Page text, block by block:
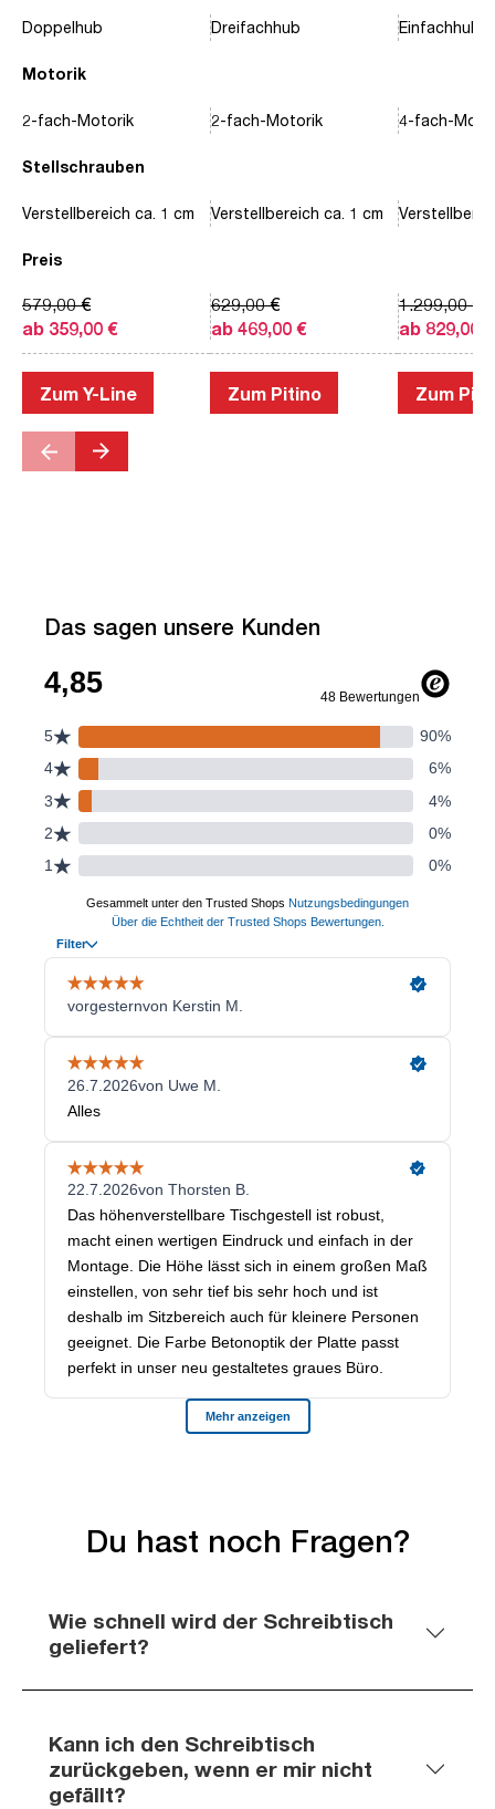
Motorik
Stellschrauben
Preis
Doppelhub
2-fach-Motorik
Verstellbereich ca. 1 cm
ab 359,00 €
579,00 €
Zum Y-Line
Dreifachhub
2-fach-Motorik
Verstellbereich ca. 1 cm
ab 469,00 €
629,00 €
Zum Pitino
Einfachhub
4-fach-
ab 829,00 €
1.299,00 €
Zum
Das sagen unsere Kunden
Du hast noch Fragen?
Wie schnell wird der Schreibtisch
geliefert?
Kann ich den Schreibtisch
zurückgeben, wenn er mir nicht
gefällt?